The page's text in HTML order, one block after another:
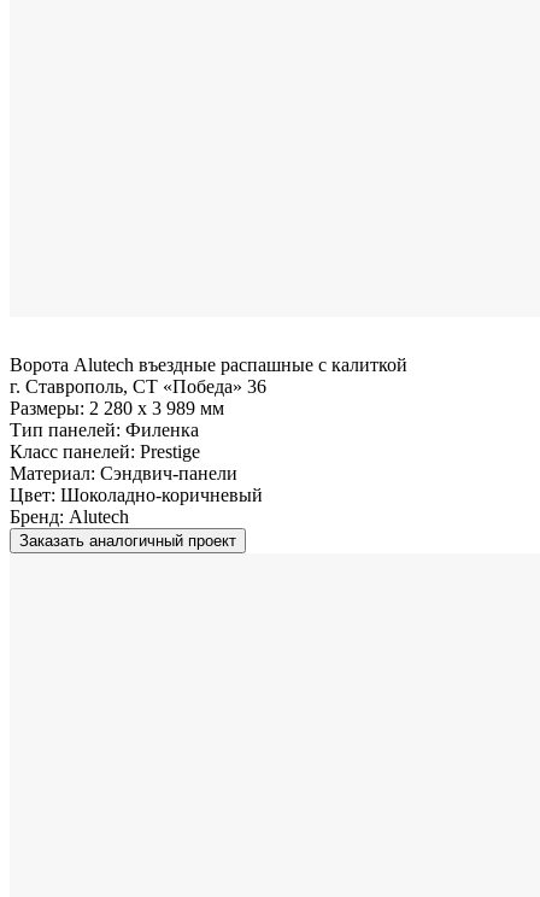
Ворота Alutech въездные распашные с калиткой
г. Ставрополь, СТ «Победа» 36
Размеры: 2 280 x 3 989 мм
Тип панелей: Филенка
Класс панелей: Prestige
Материал: Сэндвич-панели
Цвет: Шоколадно-коричневый
Бренд: Alutech
Заказать аналогичный проект